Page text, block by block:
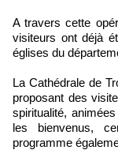
A travers cette
visiteurs ont déjà
églises du
La Cathédrale de
proposant des
spiritualité,
les bienvenus,
programme